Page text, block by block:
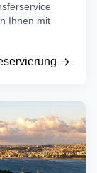
Ihnen mit